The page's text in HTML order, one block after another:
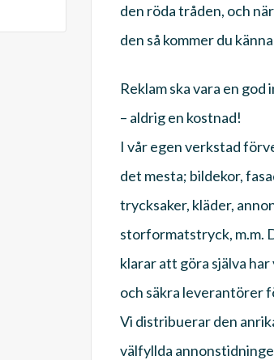
den röda tråden, och
den så kommer du
Reklam ska vara en
– aldrig en kostnad!
I vår egen verkstad
det mesta; bildekor,
trycksaker, kläder,
storformatstryck, m.m.
klarar att göra själva har
och säkra leverantörer
Vi distribuerar den
välfyllda